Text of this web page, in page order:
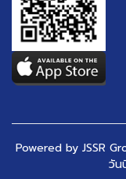
Powered by JSSR
วัน